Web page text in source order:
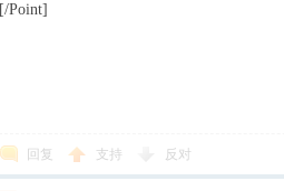
[/Point]
回复 支持 反对